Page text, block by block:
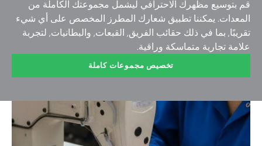
قم بتوسيع مظهرك الاحترافي ليشمل مجموعتك الكاملة من
المعدات. يمكننا تطبيق شعارك المطرز المخصص على أي شيء
تقريبًا, بما في ذلك حقائب الفريق, القبعات, والبطانيات, لتجربة
علامة تجارية متماسكة وراقية.
تخصيص مجموعات كاملة